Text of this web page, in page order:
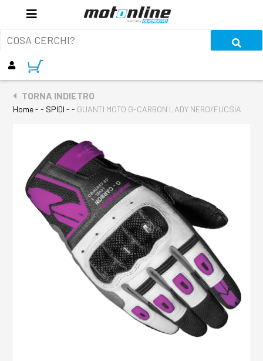
TORNA INDIETRO
Home- - SPIDI - - GUANTI MOTO G-CARBON LADY NERO/FUCSIA